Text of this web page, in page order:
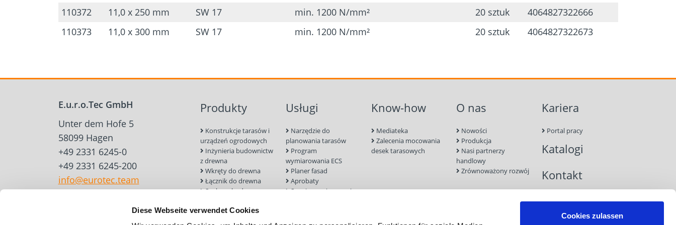
Diese Webseite verwendet Cookies
Cookies zulassen
Odmocować kotwę
110372
11,0 x 250 mm SW 17 min. 1200 N/mm² 20 sztuk
4064827322666
110373
11,0 x 300 mm SW 17 min. 1200 N/mm² 20 sztuk 4064827322673
E.u.r.o.Tec GmbH
Unter dem Hofe 5
58099 Hagen
+49 2331 6245-0
+49 2331 6245-200
info@eurotec.team
Produkty
Konstrukcje tarasów i
urządzeń ogrodowych
Inżynieria budownictw
z drewna
Wkręty do drewna
Łącznik do drewna
Sucha zabudowa
do konstrukcji
drewnianych
Usługi
Narzędzie do
planowania tarasów
Program
wymiarowania ECS
Planer fasad
Aprobaty
Serwis wymiarowania
Know-how
Mediateka
Zalecenia mocowania
desek tarasowych
O nas
Nowości
Produkcja
Nasi partnerzy
handlowy
Zrównoważony rozwój
Kariera
Portal pracy
Katalogi
Kontakt